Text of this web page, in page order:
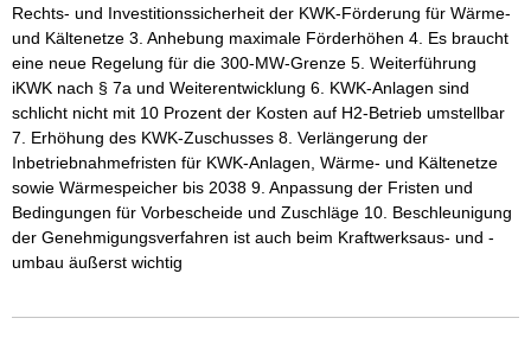
Rechts- und Investitionssicherheit der KWK-Förderung für Wärme-
und Kältenetze 3. Anhebung maximale Förderhöhen 4. Es braucht
eine neue Regelung für die 300-MW-Grenze 5. Weiterführung
iKWK nach § 7a und Weiterentwicklung 6. KWK-Anlagen sind
schlicht nicht mit 10 Prozent der Kosten auf H2-Betrieb umstellbar
7. Erhöhung des KWK-Zuschusses 8. Verlängerung der
Inbetriebnahmefristen für KWK-Anlagen, Wärme- und Kältenetze
sowie Wärmespeicher bis 2038 9. Anpassung der Fristen und
Bedingungen für Vorbescheide und Zuschläge 10. Beschleunigung
der Genehmigungsverfahren ist auch beim Kraftwerksaus- und -
umbau äußerst wichtig